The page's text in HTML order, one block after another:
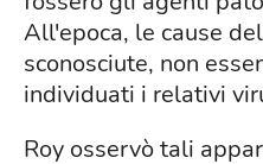
All'epoca, le cause
sconosciute, non
individuati i relativi
Roy osservò tali